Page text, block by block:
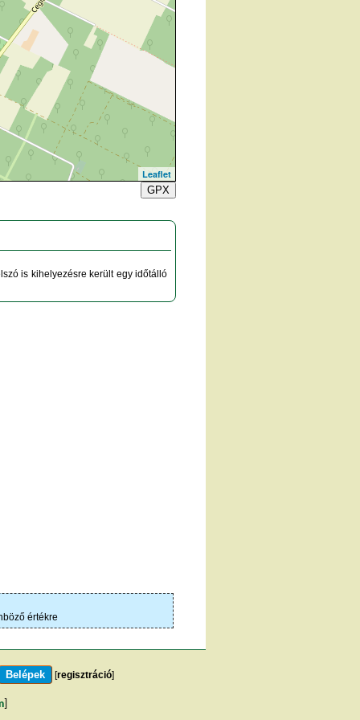
Leaflet
GPX
is kihelyezésre került egy időtálló
értékre
[regisztráció]